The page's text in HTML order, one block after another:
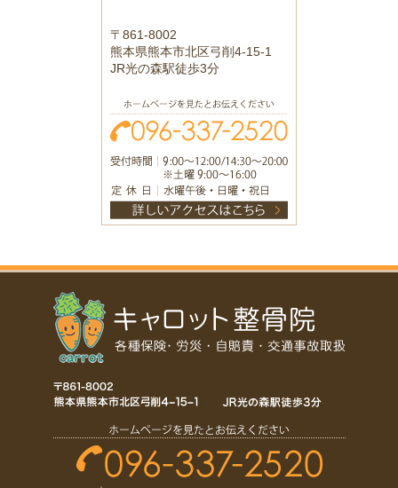
〒861-8002
熊本県熊本市北区弓削4-15-1
JR光の森駅徒歩3分